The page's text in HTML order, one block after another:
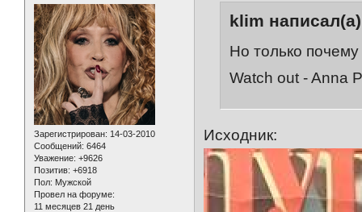
Зарегистрирован: 14-03-2010
Сообщений: 6464
Уважение: +9626
Позитив: +6918
Пол: Мужской
Провел на форуме:
11 месяцев 21 день
klim
Но только
Watch out - Anna
Исходник: